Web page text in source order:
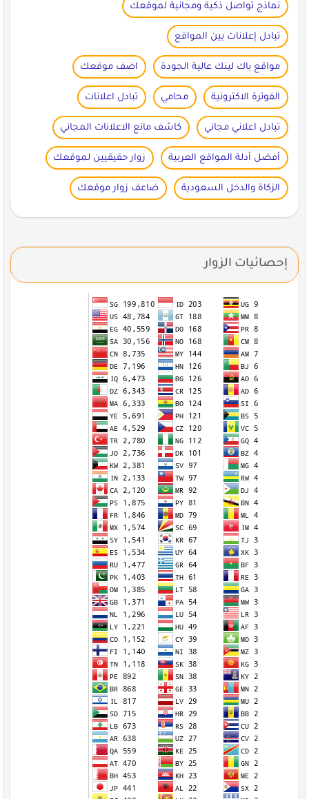
نماذج تواصل ذكية ومجانية لموقعك
تبادل إعلانات بين المواقع
مواقع باك لينك عالية الجودة اضف موقعك
الفوترة الاكترونية محامي تبادل اعلانات
تبادل اعلاني مجاني كاشف مانع الاعلانات المجاني
أفضل أدلة المواقع العربية زوار حقيقيين لموقعك
الزكاة والدخل السعودية ضاعف زوار موقعك
إحصائيات الزوار